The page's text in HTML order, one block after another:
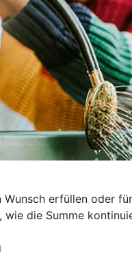
Wunsch erfüllen oder
wie die Summe